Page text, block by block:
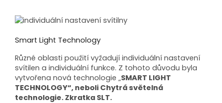
Smart Light Technology
Různé oblasti použití vyžadují individuální nastavení
svítilen a individuální funkce. Z tohoto důvodu byla
vytvořena nová technologie „SMART LIGHT
TECHNOLOGY“, neboli Chytrá světelná
technologie. Zkratka SLT.